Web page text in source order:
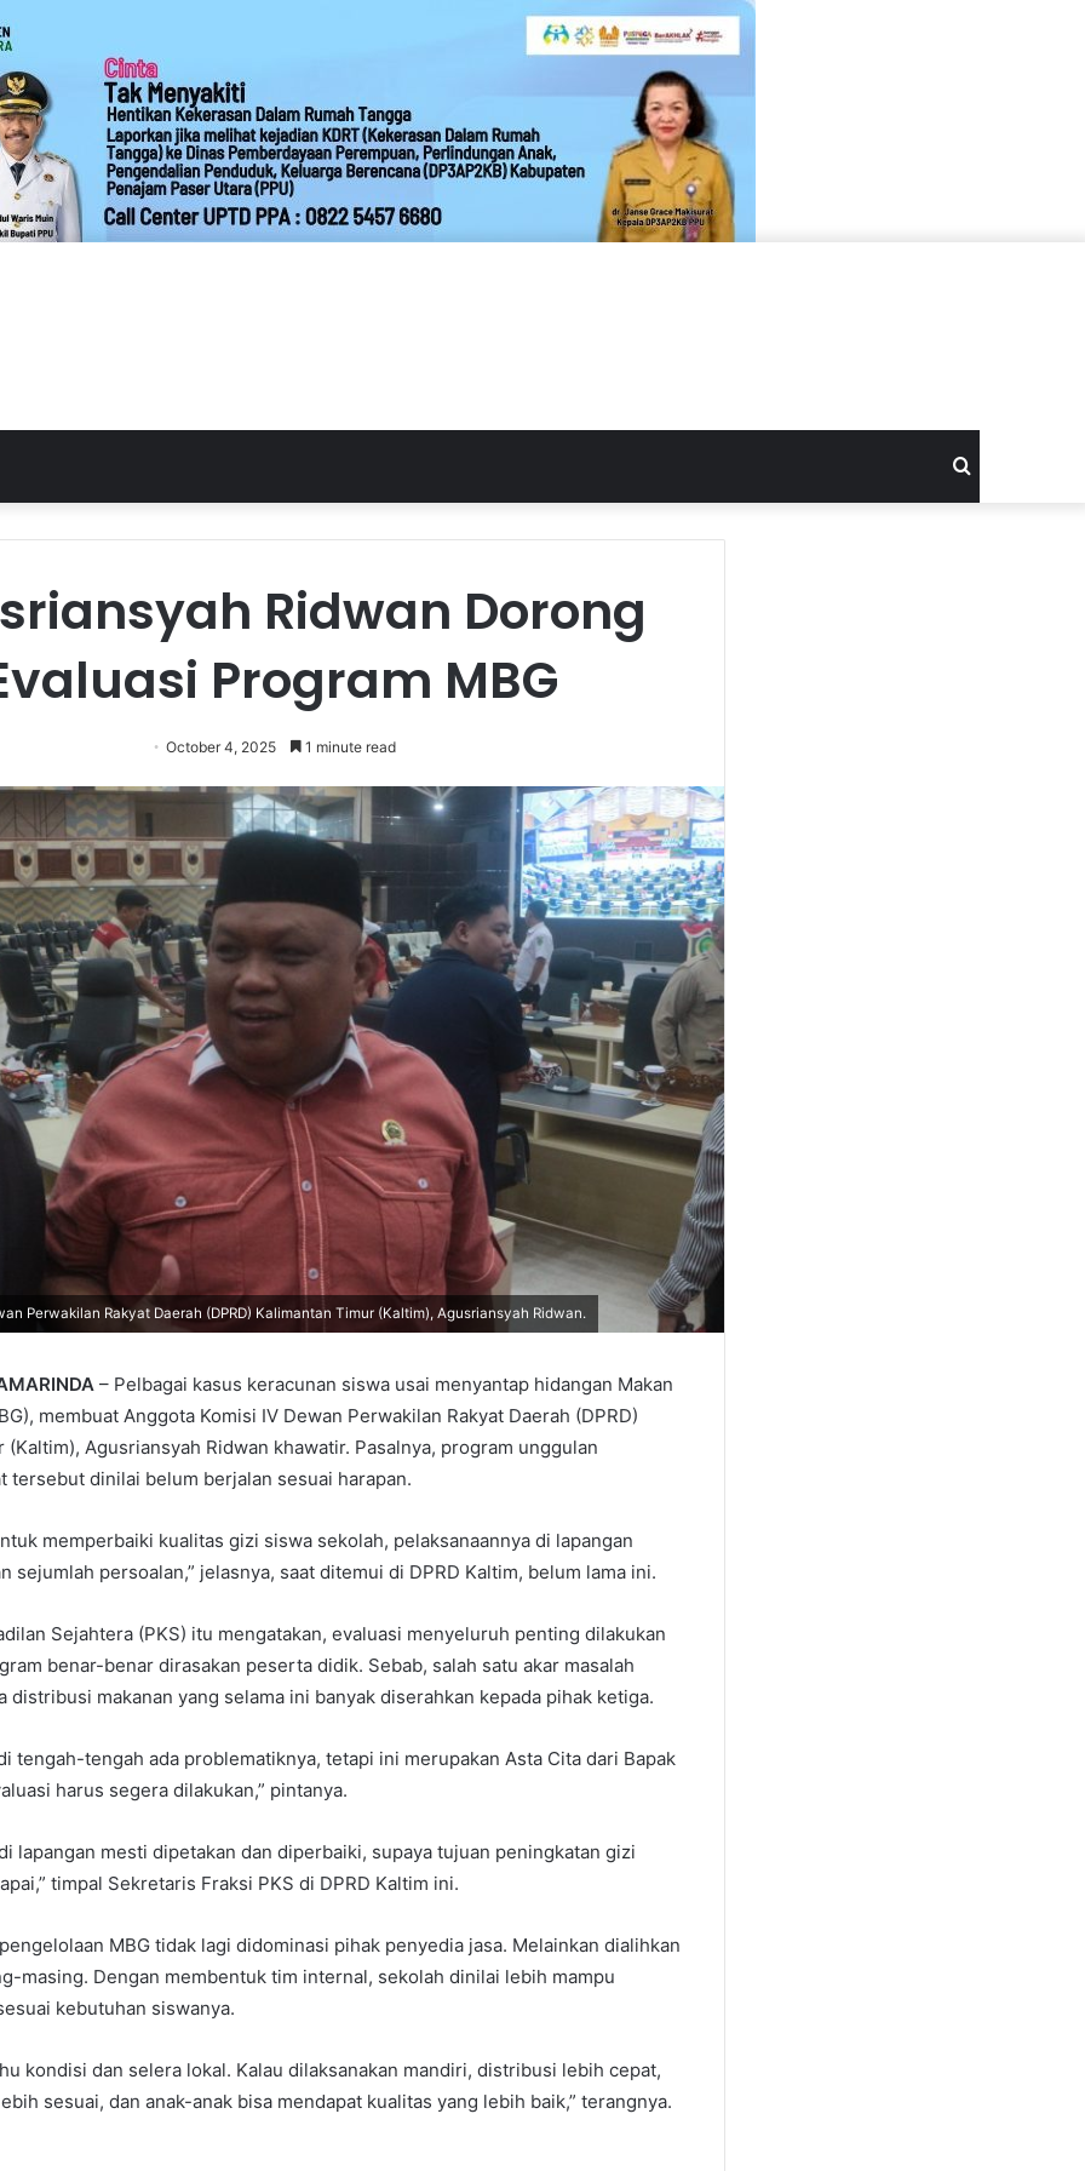
Ridwan Dorong
Program MBG
October 4, 2025 1 minute read
Perwakilan Rakyat Daerah (DPRD) Kalimantan Timur (Kaltim), Agusriansyah Ridwan.
– Pelbagai kasus keracunan siswa usai menyantap hidangan Makan
membuat Anggota Komisi IV Dewan Perwakilan Rakyat Daerah (DPRD)
(Kaltim), Agusriansyah Ridwan khawatir. Pasalnya, program unggulan
tersebut dinilai belum berjalan sesuai harapan.
memperbaiki kualitas gizi siswa sekolah, pelaksanaannya di lapangan
sejumlah persoalan,” jelasnya, saat ditemui di DPRD Kaltim, belum lama ini.
Sejahtera (PKS) itu mengatakan, evaluasi menyeluruh penting dilakukan
benar-benar dirasakan peserta didik. Sebab, salah satu akar masalah
distribusi makanan yang selama ini banyak diserahkan kepada pihak ketiga.
tengah-tengah ada problematiknya, tetapi ini merupakan Asta Cita dari Bapak
harus segera dilakukan,” pintanya.
lapangan mesti dipetakan dan diperbaiki, supaya tujuan peningkatan gizi
timpal Sekretaris Fraksi PKS di DPRD Kaltim ini.
MBG tidak lagi didominasi pihak penyedia jasa. Melainkan dialihkan
masing. Dengan membentuk tim internal, sekolah dinilai lebih mampu
kebutuhan siswanya.
kondisi dan selera lokal. Kalau dilaksanakan mandiri, distribusi lebih cepat,
sesuai, dan anak-anak bisa mendapat kualitas yang lebih baik,” terangnya.